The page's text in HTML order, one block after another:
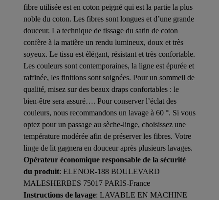
fibre utilisée est en coton peigné qui est la partie la plus
noble du coton. Les fibres sont longues et d’une grande
douceur. La technique de tissage du satin de coton
confère à la matière un rendu lumineux, doux et très
soyeux. Le tissu est élégant, résistant et très confortable.
Les couleurs sont contemporaines, la ligne est épurée et
raffinée, les finitions sont soignées. Pour un sommeil de
qualité, misez sur des beaux draps confortables : le
bien-être sera assuré…. Pour conserver l’éclat des
couleurs, nous recommandons un lavage à 60 °. Si vous
optez pour un passage au sèche-linge, choisissez une
température modérée afin de préserver les fibres. Votre
linge de lit gagnera en douceur après plusieurs lavages.
Opérateur économique responsable de la sécurité
du produit: ELENOR-188 BOULEVARD
MALESHERBES 75017 PARIS-France
Instructions de lavage: LAVABLE EN MACHINE